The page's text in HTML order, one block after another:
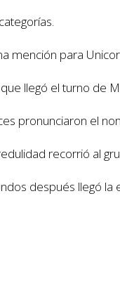
mención para
llegó el turno de
pronunciaron el
recorrió al
después llegó la